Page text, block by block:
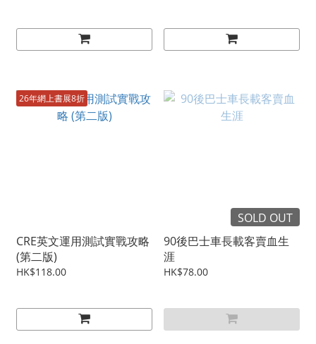
26年網上書展8折
CRE英文運用測試實戰攻略
(第二版)
HK$118.00
SOLD OUT
90後巴士車長載客賣血生
涯
HK$78.00